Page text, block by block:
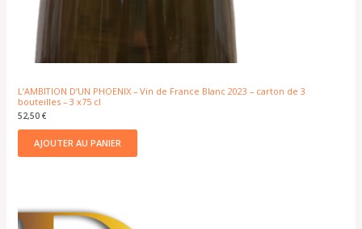
L’AMBITION D’UN PHOENIX – Vin de France Blanc 2023 – carton de 3
bouteilles – 3 x75 cl
52,50€
AJOUTER AU PANIER